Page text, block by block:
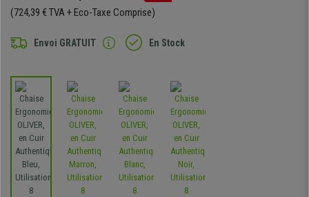
(724,39 € TVA + Eco-Taxe Comprise)
Envoi GRATUIT En Stock